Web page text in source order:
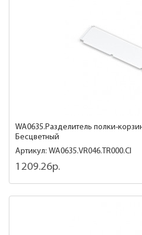
WA0635.Разделитель полки-
Бесцветный
Артикул: WA0635.VR046.TR000.CI
1209.26р.